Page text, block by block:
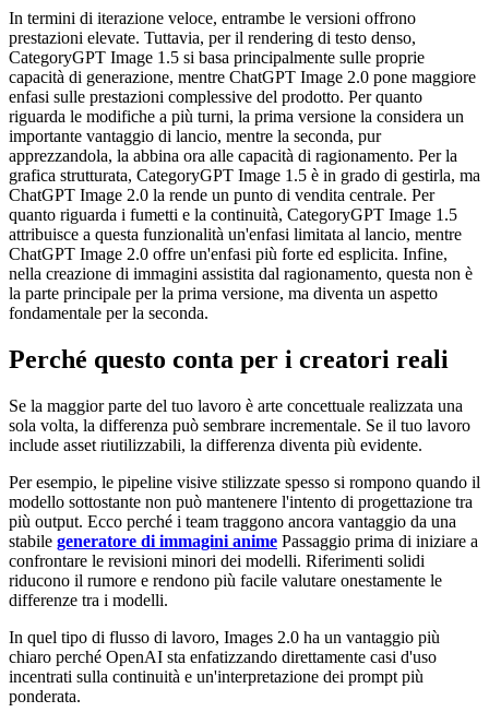
In termini di iterazione veloce, entrambe le versioni offrono
prestazioni elevate. Tuttavia, per il rendering di testo denso,
CategoryGPT Image 1.5 si basa principalmente sulle proprie
capacità di generazione, mentre ChatGPT Image 2.0 pone maggiore
enfasi sulle prestazioni complessive del prodotto. Per quanto
riguarda le modifiche a più turni, la prima versione la considera un
importante vantaggio di lancio, mentre la seconda, pur
apprezzandola, la abbina ora alle capacità di ragionamento. Per la
grafica strutturata, CategoryGPT Image 1.5 è in grado di gestirla, ma
ChatGPT Image 2.0 la rende un punto di vendita centrale. Per
quanto riguarda i fumetti e la continuità, CategoryGPT Image 1.5
attribuisce a questa funzionalità un'enfasi limitata al lancio, mentre
ChatGPT Image 2.0 offre un'enfasi più forte ed esplicita. Infine,
nella creazione di immagini assistita dal ragionamento, questa non è
la parte principale per la prima versione, ma diventa un aspetto
fondamentale per la seconda.
Perché questo conta per i creatori reali
Se la maggior parte del tuo lavoro è arte concettuale realizzata una
sola volta, la differenza può sembrare incrementale. Se il tuo lavoro
include asset riutilizzabili, la differenza diventa più evidente.
Per esempio, le pipeline visive stilizzate spesso si rompono quando il
modello sottostante non può mantenere l'intento di progettazione tra
più output. Ecco perché i team traggono ancora vantaggio da una
stabile generatore di immagini anime Passaggio prima di iniziare a
confrontare le revisioni minori dei modelli. Riferimenti solidi
riducono il rumore e rendono più facile valutare onestamente le
differenze tra i modelli.
In quel tipo di flusso di lavoro, Images 2.0 ha un vantaggio più
chiaro perché OpenAI sta enfatizzando direttamente casi d'uso
incentrati sulla continuità e un'interpretazione dei prompt più
ponderata.